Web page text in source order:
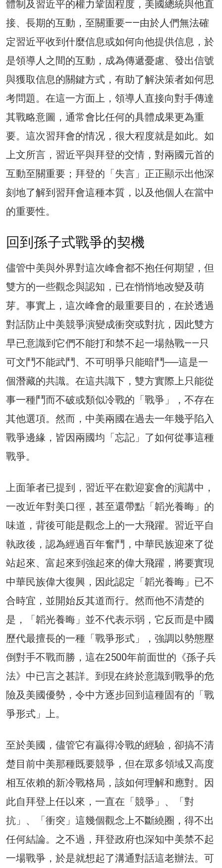
體制及習近平的權力鞏固程度，美國總統與他直
接、長期的互動，至關重要——由於人們無法確
定習近平收到什麼信息或如何向他提供信息，於
是領導人之間的互動，成為傳遞憂慮、發出信號
與獲取信息的關鍵方式，有助了解決策者如何思
考問題。在這一方面上，領導人直接向對手傳達
其戰略意圖，通常會比任何的具體成果更為重
要。這次習拜會的情况，很大程度就是如此。如
上文所言，習近平與拜登的交情，對兩國元首的
互動至關重要；拜登的「失言」正正顯示出他深
刻地了解到習拜會這種本質，以及他個人在當中
的重要性。
回到孫子式戰爭的契機
儘管中美與外界對這次峰會都不抱任何期望，但
雙方的一些觀念與認知，已在悄悄地改變及萌
芽。事實上，這次峰會的最重要目的，在於透過
對話防止中美競爭演變成衝突或對抗，因此雙方
早已意識到它們不能打和禁不起一場熱戰——只
可文鬥不能武鬥、不可明爭只能暗鬥──這是一
個潛藏的共識。在這共識下，雙方實際上只能從
事一種鬥而不破或類似冷戰的「戰爭」，不存在
其他選項。然而，中美兩國在過去一年幾乎陷入
戰爭邊緣，皆因兩國均「忘記」了如何從事這種
戰爭。
上面筆者已提到，習近平在歡迎宴會的演講中，
一改近年對美口徑，甚至還帶點「韜光養晦」的
味道，背後可能是觀念上的一大飛躍。習近平自
執政後，認為經過百年奮鬥，中華民族迎來了從
站起來、富起來到強起來的偉大飛躍，將要實現
中華民族偉大復興，因此認定「韜光養晦」已不
合時宜，並開始反其道而行。然而他不清楚的
是，「韜光養晦」並不代表示弱，它反而是中國
歷代最擅長的一種「戰爭形式」，強調以勢態壓
倒對手不戰而勝，這在2500年前面世的《孫子兵
法》中已言之甚詳。到現在終於意識到戰爭的危
險及美國優勢，令中方逐步回到這種固有的「戰
爭形式」上。
至於美國，儘管它有贏得冷戰的經驗，卻搞不清
楚目前中美那種既要競爭，但在眾多領域又高度
相互依賴的新冷戰格局，該如何理解和應對。因
此自拜登上任以來，一直在「競爭」、「對
抗」、「衝突」這幾個觀念上不斷繞圈，得不出
任何結論。之不過，拜登政府也深知中美禁不起
一場戰爭，於是就想起了溝通對話這老辦法。可